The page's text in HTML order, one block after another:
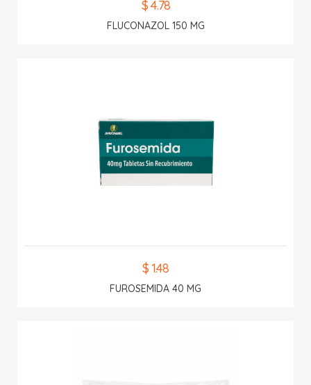
$ 4.78
FLUCONAZOL 150 MG
$ 1.48
FUROSEMIDA 40 MG